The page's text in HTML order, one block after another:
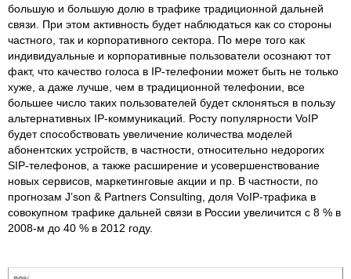
большую и большую долю в трафике традиционной дальней
связи. При этом активность будет наблюдаться как со стороны
частного, так и корпоративного сектора. По мере того как
индивидуальные и корпоративные пользователи осознают тот
факт, что качество голоса в IP-телефонии может быть не только
хуже, а даже лучше, чем в традиционной телефонии, все
большее число таких пользователей будет склоняться в пользу
альтернативных IP-коммуникаций. Росту популярности VoIP
будет способствовать увеличение количества моделей
абонентских устройств, в частности, относительно недорогих
SIP-телефонов, а также расширение и усовершенствование
новых сервисов, маркетинговые акции и пр. В частности, по
прогнозам J’son & Partners Consulting, доля VoIP-трафика в
совокупном трафике дальней связи в России увеличится с 8 % в
2008-м до 40 % в 2012 году.